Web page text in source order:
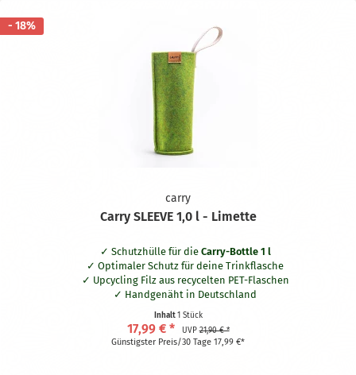
- 18%
carry
Carry SLEEVE 1,0 l - Limette
Schutzhülle für die Carry-Bottle 1 l
Optimaler Schutz für deine Trinkflasche
Upcycling Filz aus recycelten PET-Flaschen
Handgenäht in Deutschland
Waschbar bei 30° Grad
Praktische Schlaufe aus naturbelassener Baumwolle
Hält dein Getränk bis zu zwei Stunden länger kalt oder warm
Inhalt1 Stück
17,99 € * UVP21,90 € *
Günstigster Preis/30 Tage 17,99 €*